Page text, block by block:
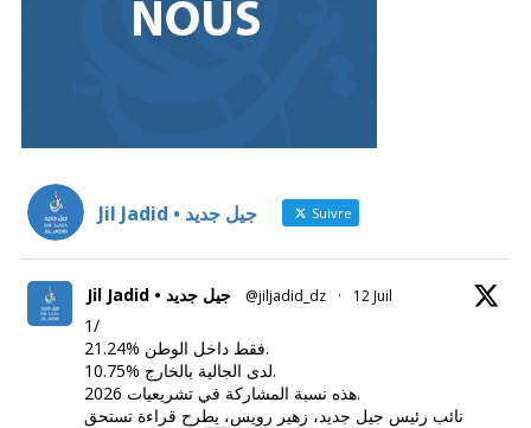
Jil Jadid • جيل جديد Suivre
Jil Jadid • جيل جديد @jiljadid_dz · 12 Juil
1/
21.24% فقط داخل الوطن.
10.75% لدى الجالية بالخارج.
هذه نسبة المشاركة في تشريعيات 2026.
نائب رئيس جيل جديد، زهير رويس، يطرح قراءة تستحق